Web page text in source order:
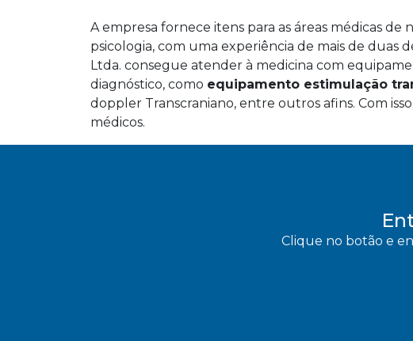
A empresa fornece itens para as áreas médicas de
psicologia, com uma experiência de mais de duas
Ltda. consegue atender à medicina com
diagnóstico, como equipamento estimulação
doppler Transcraniano, entre outros afins. Com
médicos.
Clique no botão e